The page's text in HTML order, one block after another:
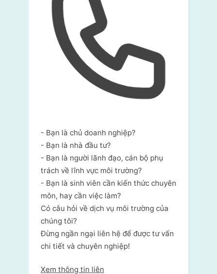
- Bạn là chủ doanh nghiệp?
- Bạn là nhà đầu tư?
- Bạn là người lãnh đạo, cán bộ phụ
trách về lĩnh vực môi trường?
- Bạn là sinh viên cần kiến thức chuyên
môn, hay cần việc làm?
Có câu hỏi về dịch vụ môi trường của
chúng tôi?
Đừng ngần ngại liên hệ để được tư vấn
chi tiết và chuyên nghiệp!
Xem thông tin liên